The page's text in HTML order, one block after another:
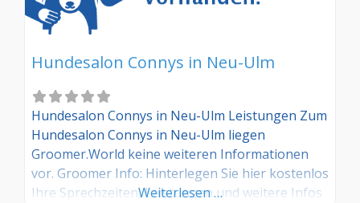
Hundesalon Connys in Neu-Ulm
Hundesalon Connys in Neu-Ulm Leistungen Zum
Hundesalon Connys in Neu-Ulm liegen
Groomer.World keine weiteren Informationen
vor. Groomer Info: Hinterlegen Sie hier kostenlos
Ihre Sprechzeiten, Leistungen und weitere Infos
Weiterlesen …